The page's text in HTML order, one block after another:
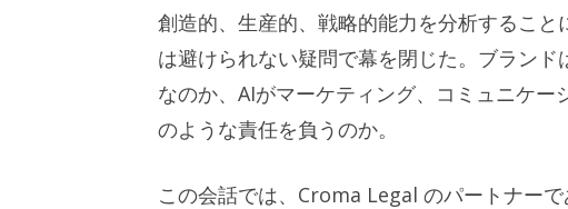
創造的、生産的、戦略的能力を分析すること
は避けられない疑問で幕を閉じた。ブラン
なのか、AIがマーケティング、コミュニケ
のような責任を負うのか。
この会話では、Croma Legal のパートナー